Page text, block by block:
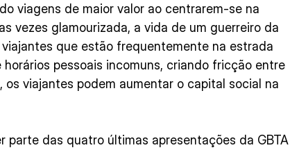
viagens de maior valor ao centrarem-se na
vezes glamourizada, a vida de um guerreiro da
que estão frequentemente na estrada
pessoais incomuns, criando fricção entre
os viajantes podem aumentar o capital social na
parte das quatro últimas apresentações da GBTA